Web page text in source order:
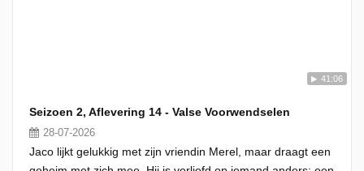
41:06
Seizoen 2, Aflevering 14 - Valse Voorwendselen
28-07-2026
Jaco lijkt gelukkig met zijn vriendin Merel, maar draagt een